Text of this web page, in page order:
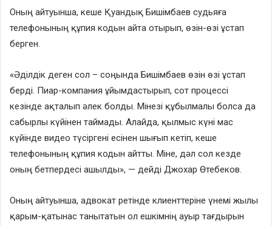
Оның айтуынша, кеше Қуандық Бишімбаев судьяға
телефонының құпия кодын айта отырып, өзін-өзі ұстап
берген.
«Әділдік деген сол – соңында Бишімбаев өзін өзі ұстап
берді. Пиар-компания ұйымдастырып, сот процессі
кезінде ақталып әлек болды. Мінезі құбылмалы болса да
сабырлы күйінен таймады. Алайда, қылмыс күні мас
күйінде видео түсіргені есінен шығып кетіп, кеше
телефонының құпия кодын айтты. Міне, дәл сол кезде
оның бетпердесі ашылды», — дейді Джохар Өтебеков.
Оның айтуынша, адвокат ретінде клиенттеріне үнемі жылы
қарым-қатынас танытатын ол ешкімнің ауыр тағдырын